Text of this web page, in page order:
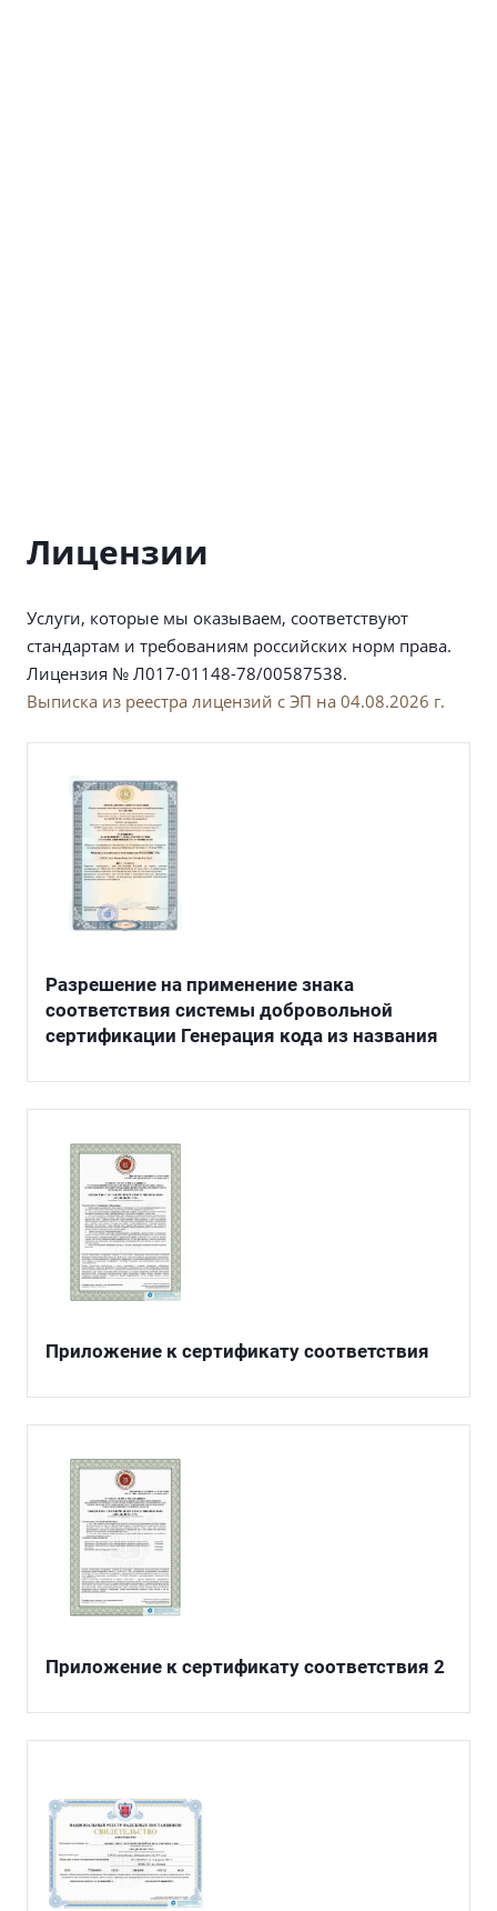
Лицензии
Услуги, которые мы оказываем, соответствуют
стандартам и требованиям российских норм права.
Лицензия № Л017-01148-78/00587538.
Выписка из реестра лицензий с ЭП на 04.08.2026 г.
Разрешение на применение знака
соответствия системы добровольной
сертификации Генерация кода из названия
Приложение к сертификату соответствия
Приложение к сертификату соответствия 2